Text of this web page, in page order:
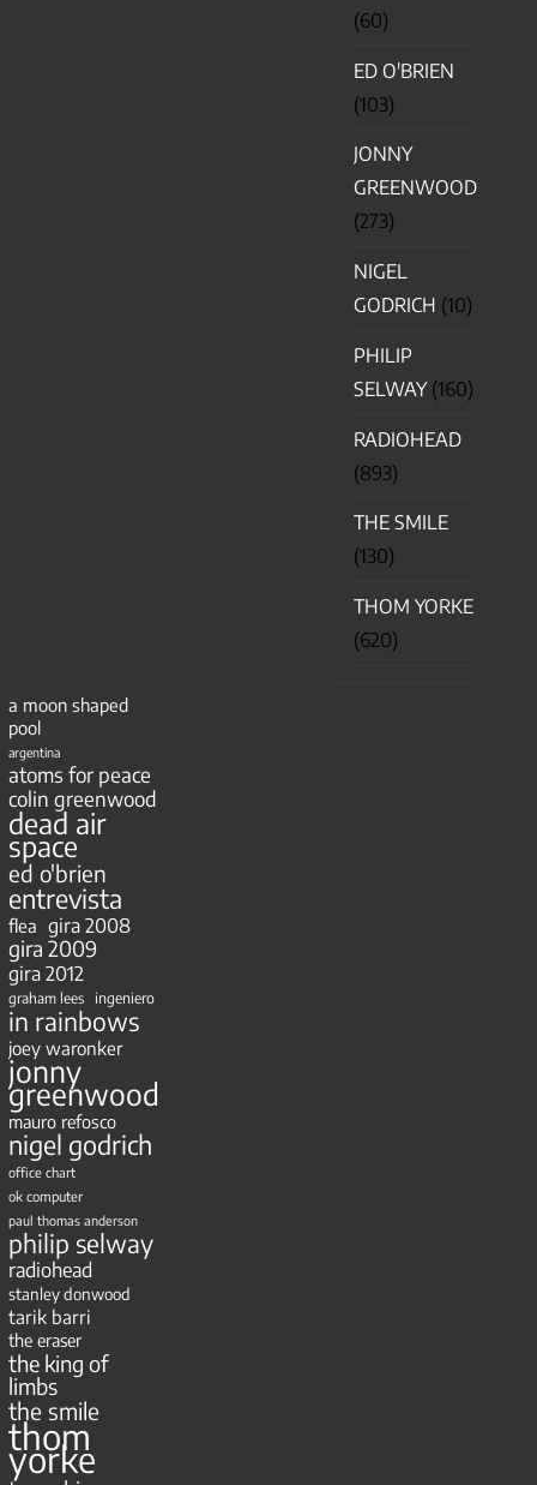
(60)
ED O'BRIEN
(103)
JONNY
GREENWOOD
(273)
NIGEL
GODRICH (10)
PHILIP
SELWAY(160)
RADIOHEAD
(893)
THE SMILE
(130)
THOM YORKE
(620)
a moon shaped
pool
argentina
atoms for peace
colin greenwood
dead air
space
ed o'brien
entrevista
flea gira 2008
gira 2009
gira 2012
graham lees ingeniero
in rainbows
joey waronker
jonny
greenwood
mauro refosco
nigel godrich
office chart
ok computer
paul thomas anderson
philip selway
radiohead
stanley donwood
tarik barri
the eraser
the king of
limbs
the smile
thom
yorke